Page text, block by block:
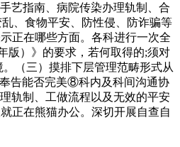
艺指南、病院传染办理轨制、合
、食物平安、防性侵、防诈骗等
正在哪些方面。各科进行一次全
版）》的要求，若何取得的;须对
（三）摸排下层管理范畴形式从
告能否完美⑧科内及科间沟通协
轨制、工做流程以及无效的平安
正在熊猫办公。深切开展自查自